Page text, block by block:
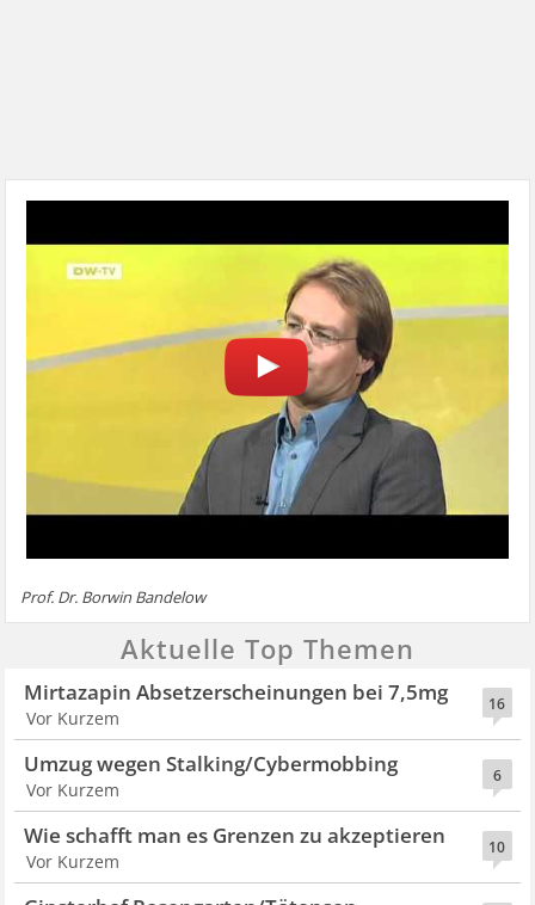
Prof. Dr. Borwin Bandelow
Aktuelle Top Themen
16
Mirtazapin Absetzerscheinungen bei 7,5mg
Vor Kurzem
6
Umzug wegen Stalking/Cybermobbing
Vor Kurzem
10
Wie schafft man es Grenzen zu akzeptieren
Vor Kurzem